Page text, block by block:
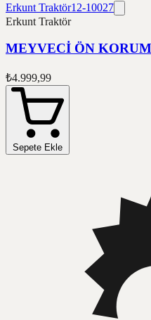
Erkunt Traktör12-10027
Erkunt Traktör
MEYVECİ ÖN
₺4.999,99
Sepete Ekle